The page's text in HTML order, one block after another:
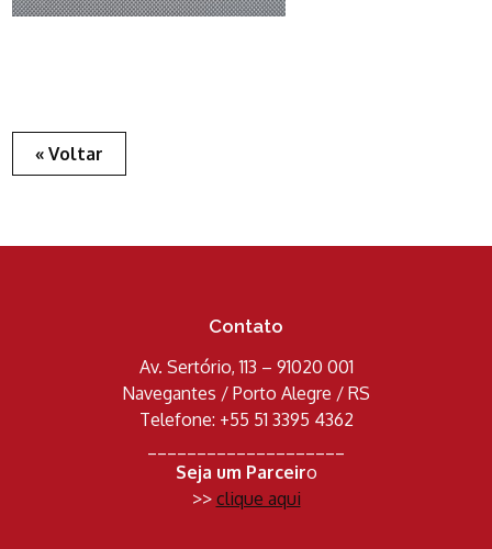
« Voltar
Contato
Av. Sertório, 113 – 91020 001
Navegantes / Porto Alegre / RS
Telefone: +55 51 3395 4362
Seja um Parceiro
>> clique aqui